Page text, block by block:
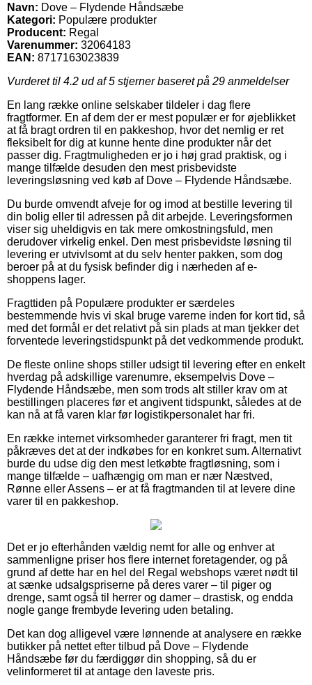
Navn: Dove – Flydende Håndsæbe
Kategori: Populære produkter
Producent: Regal
Varenummer: 32064183
EAN: 8717163023839
Vurderet til 4.2 ud af 5 stjerner baseret på 29 anmeldelser
En lang række online selskaber tildeler i dag flere
fragtformer. En af dem der er mest populær er for øjeblikket
at få bragt ordren til en pakkeshop, hvor det nemlig er ret
fleksibelt for dig at kunne hente dine produkter når det
passer dig. Fragtmuligheden er jo i høj grad praktisk, og i
mange tilfælde desuden den mest prisbevidste
leveringsløsning ved køb af Dove – Flydende Håndsæbe.
Du burde omvendt afveje for og imod at bestille levering til
din bolig eller til adressen på dit arbejde. Leveringsformen
viser sig uheldigvis en tak mere omkostningsfuld, men
derudover virkelig enkel. Den mest prisbevidste løsning til
levering er utvivlsomt at du selv henter pakken, som dog
beroer på at du fysisk befinder dig i nærheden af e-
shoppens lager.
Fragttiden på Populære produkter er særdeles
bestemmende hvis vi skal bruge varerne inden for kort tid, så
med det formål er det relativt på sin plads at man tjekker det
forventede leveringstidspunkt på det vedkommende produkt.
De fleste online shops stiller udsigt til levering efter en enkelt
hverdag på adskillige varenumre, eksempelvis Dove –
Flydende Håndsæbe, men som trods alt stiller krav om at
bestillingen placeres før et angivent tidspunkt, således at de
kan nå at få varen klar før logistikpersonalet har fri.
En række internet virksomheder garanterer fri fragt, men tit
påkræves det at der indkøbes for en konkret sum. Alternativt
burde du udse dig den mest letkøbte fragtløsning, som i
mange tilfælde – uafhængig om man er nær Næstved,
Rønne eller Assens – er at få fragtmanden til at levere dine
varer til en pakkeshop.
Det er jo efterhånden vældig nemt for alle og enhver at
sammenligne priser hos flere internet foretagender, og på
grund af dette har en hel del Regal webshops været nødt til
at sænke udsalgspriserne på deres varer – til piger og
drenge, samt også til herrer og damer – drastisk, og endda
nogle gange frembyde levering uden betaling.
Det kan dog alligevel være lønnende at analysere en række
butikker på nettet efter tilbud på Dove – Flydende
Håndsæbe før du færdiggør din shopping, så du er
velinformeret til at antage den laveste pris.